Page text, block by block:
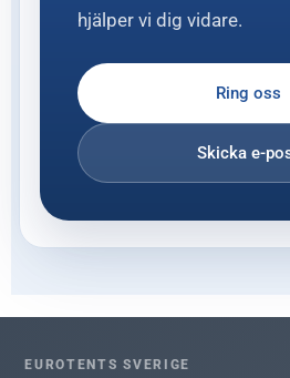
hjälper vi dig vidare.
Ring oss
Skicka e-
EUROTENTS SVERIGE